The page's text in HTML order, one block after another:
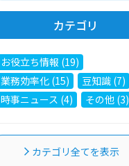
カテゴリ
お役立ち情報 (19)
業務効率化 (15)
豆知識 (7)
時事ニュース (4)
その他 (3)
カテゴリ全てを表示